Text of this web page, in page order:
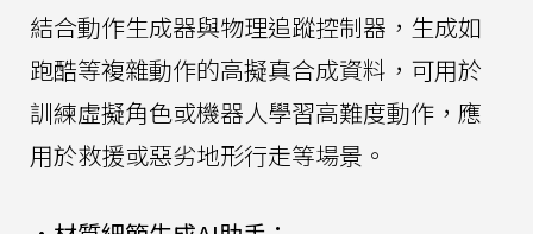
結合動作生成器與物理追蹤控制器，生成如
跑酷等複雜動作的高擬真合成資料，可用於
訓練虛擬角色或機器人學習高難度動作，應
用於救援或惡劣地形行走等場景。